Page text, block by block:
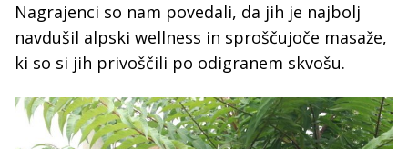
Nagrajenci so nam povedali, da jih je najbolj
navdušil alpski wellness in sproščujoče masaže,
ki so si jih privoščili po odigranem skvošu.